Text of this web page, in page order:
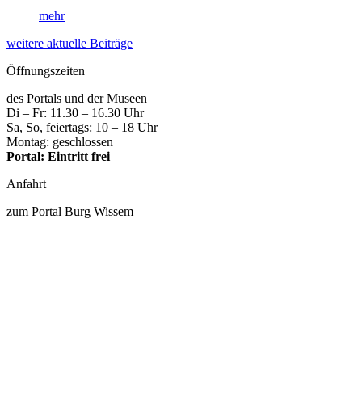
mehr
weitere aktuelle Beiträge
Öffnungszeiten
des Portals und der Museen
Di – Fr: 11.30 – 16.30 Uhr
Sa, So, feiertags: 10 – 18 Uhr
Montag: geschlossen
Portal: Eintritt frei
Anfahrt
zum Portal Burg Wissem